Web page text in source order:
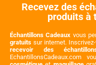
Recevez des
produits à
Échantillons Cadeaux vous
gratuits sur internet.
recevoir des
EchantillonsCadeaux.com